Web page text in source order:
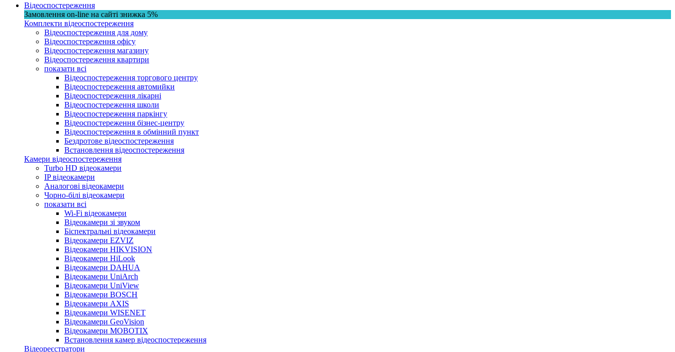
Відеоспостереження
Замовлення on-line на сайті знижка 5%
Комплекти відеоспостереження
Відеоспостереження для дому
Відеоспостереження офісу
Відеоспостереження магазину
Відеоспостереження квартири
показати всі
Відеоспостереження торгового центру
Відеоспостереження автомийки
Відеоспостереження лікарні
Відеоспостереження школи
Відеоспостереження паркінгу
Відеоспостереження бізнес-центру
Відеоспостереження в обмінний пункт
Бездротове відеоспостереження
Встановлення відеоспостереження
Камери відеоспостереження
Turbo HD відеокамери
IP відеокамери
Аналогові відеокамери
Чорно-білі відеокамери
показати всі
Wi-Fi відеокамери
Відеокамери зі звуком
Біспектральні відеокамери
Відеокамери EZVIZ
Відеокамери HIKVISION
Відеокамери HiLook
Відеокамери DAHUA
Відеокамери UniArch
Відеокамери UniView
Відеокамери BOSCH
Відеокамери AXIS
Відеокамери WISENET
Відеокамери GeoVision
Відеокамери MOBOTIX
Встановлення камер відеоспостереження
Відеореєстратори